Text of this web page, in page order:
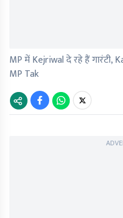
MP में Kejriwal दे रहे हैं गारंटी,
MP Tak